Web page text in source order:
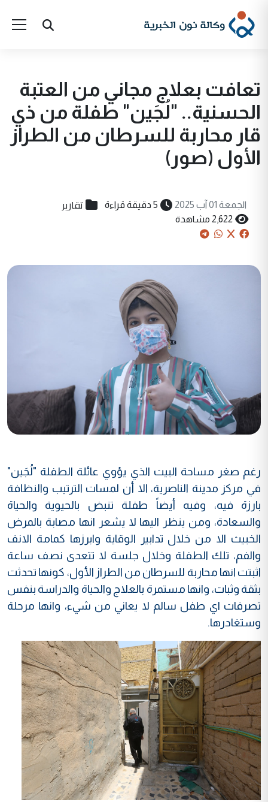
تعافت بعلاج مجاني من العتبة
الحسنية.. "لُجَين" طفلة من ذي
قار محاربة للسرطان من الطراز
الأول (صور)
الجمعة 01 آب 2025 5 دقيقة قراءة تقارير
2,622 مشاهدة
رغم صغر مساحة البيت الذي يؤوي عائلة الطفلة "لُجَين"
في مركز مدينة الناصرية، الا أن لمسات الترتيب والنظافة
بارزة فيه، وفيه أيضاً طفلة تنبض بالحيوية والحياة
والسعادة، ومن ينظر اليها لا يشعر انها مصابة بالمرض
الخبيث الا من خلال تدابير الوقاية وابرزها كمامة الانف
والفم، تلك الطفلة وخلال جلسة لا تتعدى نصف ساعة
اثبتت انها محاربة للسرطان من الطراز الأول، كونها تحدثت
بثقة وثبات، وانها مستمرة بالعلاج والحياة والدراسة بنفس
تصرفات اي طفل سالم لا يعاني من شيء، وانها مرحلة
وستغادرها.